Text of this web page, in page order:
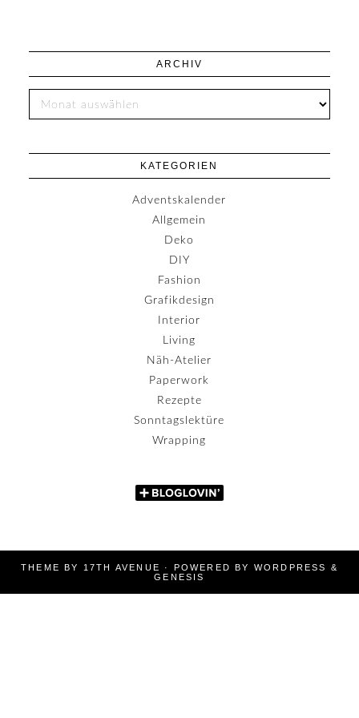
ARCHIV
KATEGORIEN
Adventskalender
Allgemein
Deko
DIY
Fashion
Grafikdesign
Interior
Living
Näh-Atelier
Paperwork
Rezepte
Sonntagslektüre
Wrapping
THEME BY 17TH AVENUE · POWERED BY WORDPRESS
&
GENESIS